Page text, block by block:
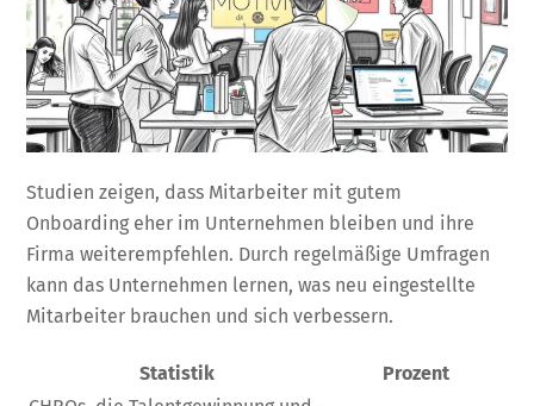
Studien zeigen, dass Mitarbeiter mit gutem
Onboarding eher im Unternehmen bleiben und ihre
Firma weiterempfehlen. Durch regelmäßige Umfragen
kann das Unternehmen lernen, was neu eingestellte
Mitarbeiter brauchen und sich verbessern.
Statistik
Prozent